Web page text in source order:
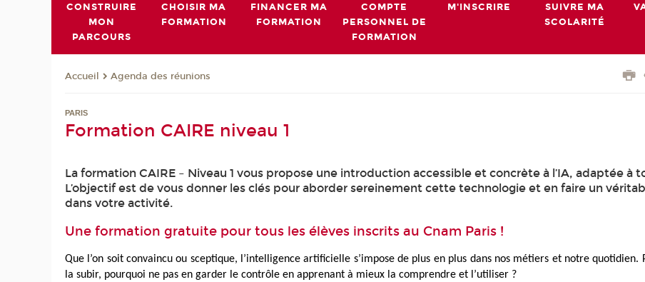
CONSTRUIRE
MON
PARCOURS
CHOISIR MA
FORMATION
FINANCER MA
FORMATION
COMPTE
PERSONNEL DE
FORMATION
M'INSCRIRE
SUIVRE MA
SCOLARITÉ
Accueil Agenda des réunions
PARIS
Formation CAIRE niveau 1
La formation CAIRE – Niveau 1 vous propose une introduction accessible et concrète à l’IA, adaptée à
L’objectif est de vous donner les clés pour aborder sereinement cette technologie et en faire un
dans votre activité.
Une formation gratuite pour tous les élèves inscrits au Cnam Paris !
Que l’on soit convaincu ou sceptique, l’intelligence artificielle s’impose de plus en plus dans nos métiers et notre quotidien.
la subir, pourquoi ne pas en garder le contrôle en apprenant à mieux la comprendre et l’utiliser ?